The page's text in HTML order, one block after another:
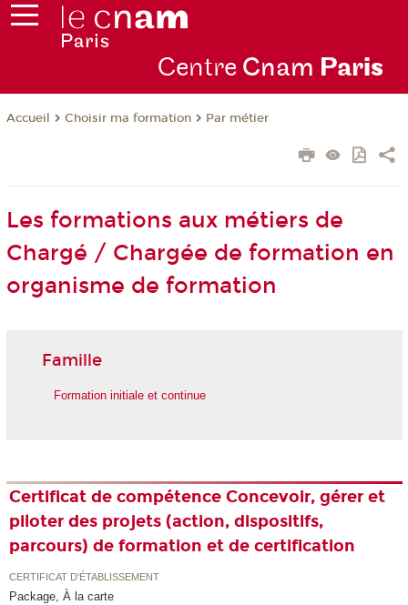
Centre Cnam Paris
Accueil Choisir ma formation Par métier
Les formations aux métiers de
Chargé / Chargée de formation en
organisme de formation
Famille
Formation initiale et continue
Certificat de compétence Concevoir, gérer et
piloter des projets (action, dispositifs,
parcours) de formation et de certification
CERTIFICAT D'ÉTABLISSEMENT
Package, À la carte